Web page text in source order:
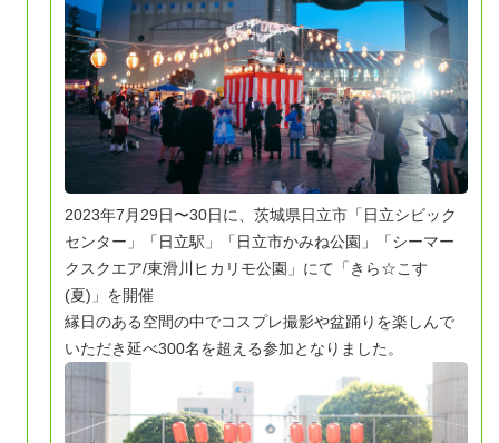
2023年7月29日〜30日に、茨城県日立市「日立シビック
センター」「日立駅」「日立市かみね公園」「シーマー
クスクエア/東滑川ヒカリモ公園」にて「きら☆こす
(夏)」を開催
縁日のある空間の中でコスプレ撮影や盆踊りを楽しんで
いただき延べ300名を超える参加となりました。